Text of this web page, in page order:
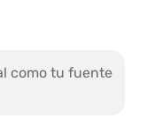
como tu fuente